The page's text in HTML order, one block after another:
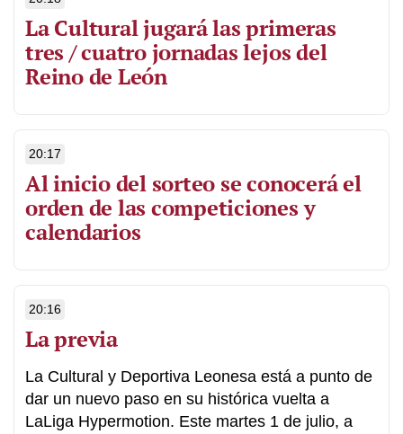
La Cultural jugará las primeras
tres / cuatro jornadas lejos del
Reino de León
20:17
Al inicio del sorteo se conocerá el
orden de las competiciones y
calendarios
20:16
La previa
La Cultural y Deportiva Leonesa está a punto de
dar un nuevo paso en su histórica vuelta a
LaLiga Hypermotion. Este martes 1 de julio, a